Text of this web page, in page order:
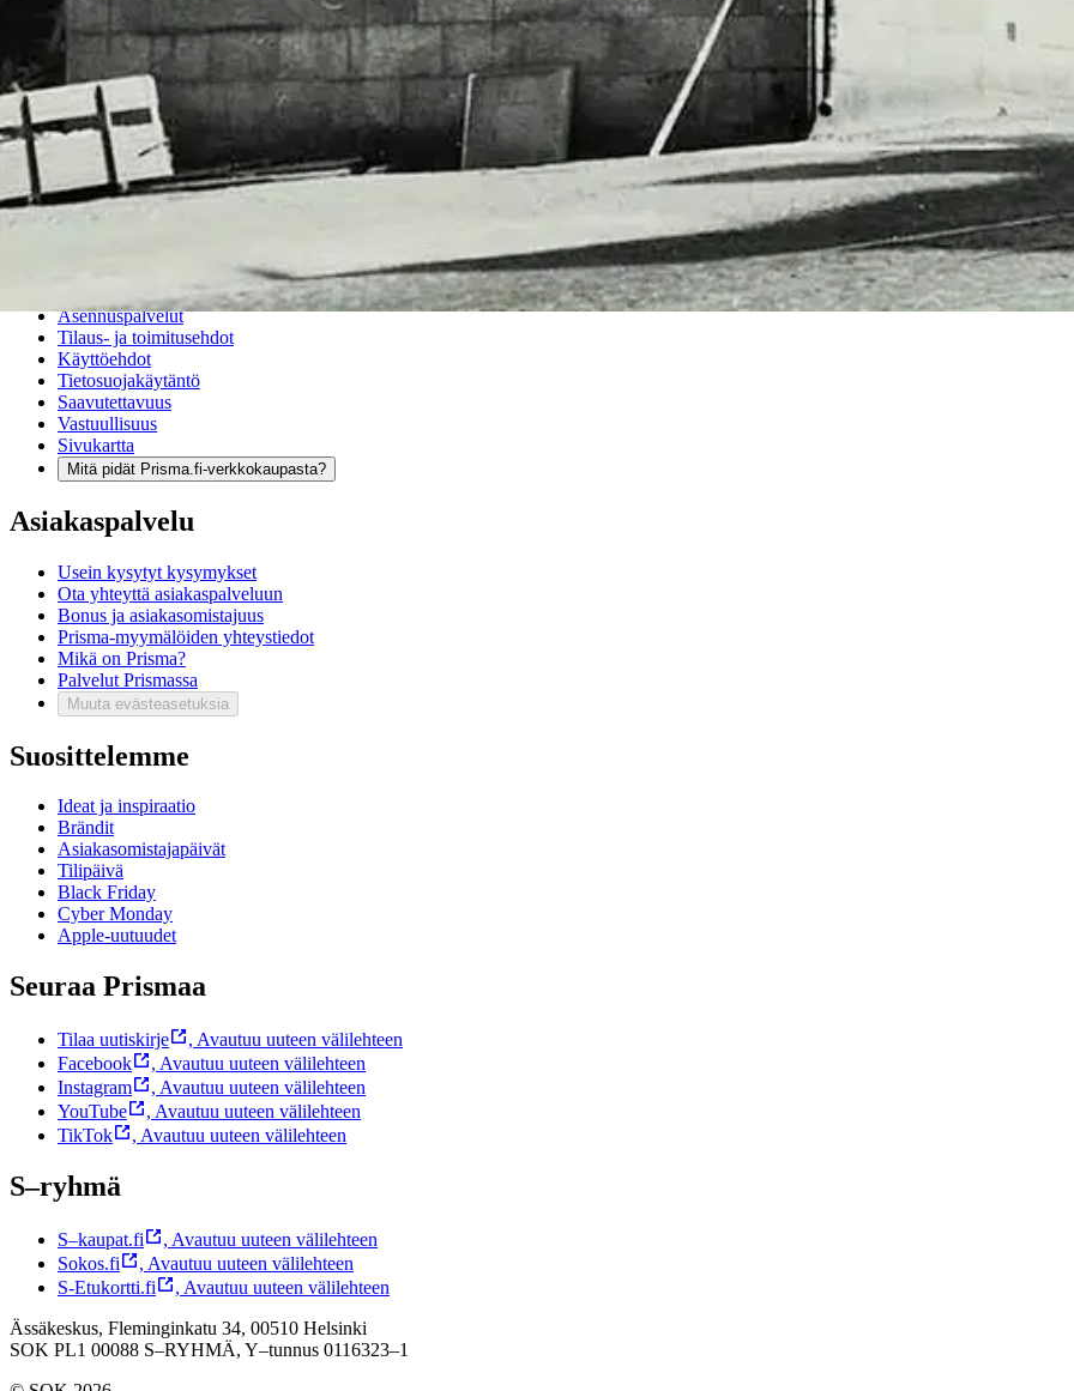
Verkkokauppa
Ohjeet
Ensitilaajan pikaopas
Myymälänouto
Palautukset
Asennuspalvelut
Tilaus- ja toimitusehdot
Käyttöehdot
Tietosuojakäytäntö
Saavutettavuus
Vastuullisuus
Sivukartta
Mitä pidät Prisma.fi-verkkokaupasta?
Asiakaspalvelu
Usein kysytyt kysymykset
Ota yhteyttä asiakaspalveluun
Bonus ja asiakasomistajuus
Prisma-myymälöiden yhteystiedot
Mikä on Prisma?
Palvelut Prismassa
Muuta evästeasetuksia
Suosittelemme
Ideat ja inspiraatio
Brändit
Asiakasomistajapäivät
Tilipäivä
Black Friday
Cyber Monday
Apple-uutuudet
Seuraa Prismaa
Tilaa uutiskirje , Avautuu uuteen välilehteen
Facebook
, Avautuu uuteen välilehteen
Instagram
, Avautuu uuteen välilehteen
YouTube
, Avautuu uuteen välilehteen
TikTok
, Avautuu uuteen välilehteen
S–ryhmä
S–kaupat.fi , Avautuu uuteen välilehteen
Sokos.fi
, Avautuu uuteen välilehteen
S-Etukortti.fi
, Avautuu uuteen välilehteen
Ässäkeskus, Fleminginkatu 34, 00510 Helsinki
SOK PL1 00088 S–RYHMÄ, Y–tunnus 0116323–1